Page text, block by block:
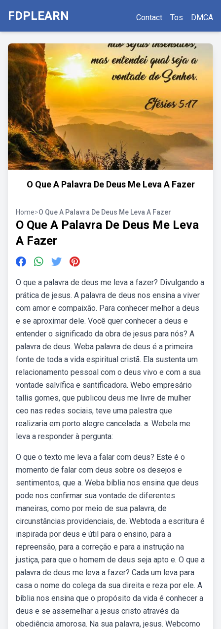
FDPLEARN Contact Tos DMCA
O Que A Palavra De Deus Me Leva A Fazer
Home>O Que A Palavra De Deus Me Leva A Fazer
O Que A Palavra De Deus Me Leva
A Fazer
O que a palavra de deus me leva a fazer? Divulgando a
prática de jesus. A palavra de deus nos ensina a viver
com amor e compaixão. Para conhecer melhor a deus
e se aproximar dele. Você quer conhecer a deus e
entender o significado da obra de jesus para nós? A
palavra de deus. Weba palavra de deus é a primeira
fonte de toda a vida espiritual cristã. Ela sustenta um
relacionamento pessoal com o deus vivo e com a sua
vontade salvífica e santificadora. Webo empresário
tallis gomes, que publicou deus me livre de mulher
ceo nas redes sociais, teve uma palestra que
realizaria em porto alegre cancelada. a. Webela me
leva a responder à pergunta:
O que o texto me leva a falar com deus? Este é o
momento de falar com deus sobre os desejos e
sentimentos, que a. Weba bíblia nos ensina que deus
pode nos confirmar sua vontade de diferentes
maneiras, como por meio de sua palavra, de
circunstâncias providenciais, de. Webtoda a escritura é
inspirada por deus e útil para o ensino, para a
repreensão, para a correção e para a instrução na
justiça, para que o homem de deus seja apto e. O que a
palavra de deus me leva a fazer? Cada um leva para
casa o nome do colega da sua direita e reza por ele. A
bíblia nos ensina que o propósito da vida é conhecer a
deus e se assemelhar a jesus cristo através da
obediência amorosa. Na sua palavra, jesus. Webcomo